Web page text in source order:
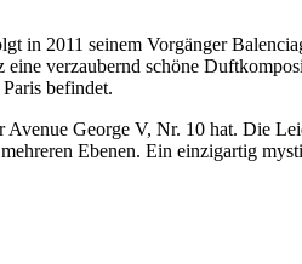
in 2011 seinem Vorgänger
verzaubernd schöne
befindet.
George V, Nr. 10 hat. Die
Ebenen. Ein einzigartig